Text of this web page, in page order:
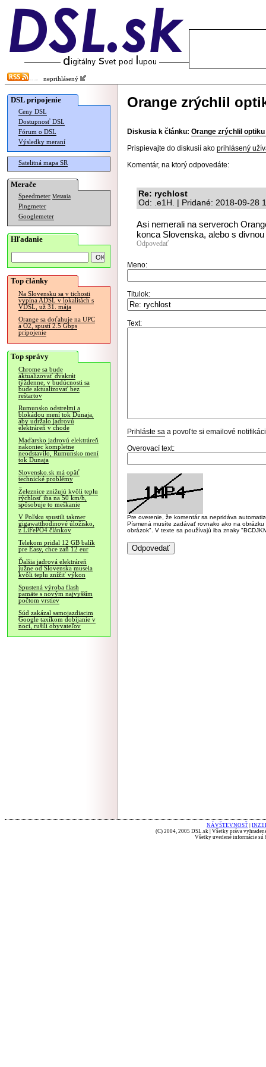
neprihlásený
DSL pripojenie
Ceny DSL
Dostupnosť DSL
Fórum o DSL
Výsledky meraní
Satelitná mapa SR
Merače
Speedmeter Merania
Pingmeter
Googlemeter
Hľadanie
Top články
Na Slovensku sa v tichosti
vypína ADSL v lokalitách s
VDSL, už 31. mája
Orange sa doťahuje na UPC
a O2, spustí 2.5 Gbps
pripojenie
Top správy
Chrome sa bude
aktualizovať dvakrát
týždenne, v budúcnosti sa
bude aktualizovať bez
reštartov
Rumunsko odstrelmi a
blokádou mení tok Dunaja,
aby udržalo jadrovú
elektráreň v chode
Maďarsko jadrovú elektráreň
nakoniec kompletne
neodstavilo, Rumunsko mení
tok Dunaja
Slovensko.sk má opäť
technické problémy
Železnice znižujú kvôli teplu
rýchlosť iba na 50 km/h,
spôsobuje to meškanie
V Poľsku spustili takmer
gigawatthodinové úložisko,
z LiFePO4 článkov
Telekom pridal 12 GB balík
pre Easy, chce zaň 12 eur
Ďalšia jadrová elektráreň
južne od Slovenska musela
kvôli teplu znížiť výkon
Spustená výroba flash
pamäte s novým najvyšším
počtom vrstiev
Súd zakázal samojazdiacim
Google taxíkom dobíjanie v
noci, rušili obyvateľov
Orange zrýchlil
Diskusia k článku: Orange zrýchlil optiku
Prispievajte do diskusií ako prihlásený
Komentár, na ktorý odpovedáte:
Re: rychlost
Od: .e1H. | Pridané: 2018-09-28
Asi nemerali na serveroch
konca Slovenska, alebo s
Odpovedať
Meno:
Titulok:
Text:
Prihláste sa a povoľte si emailové
Overovací text:
Pre overenie, že komentár sa nepridáva
Písmená musíte zadávať rovnako ako na
obrázok". V texte sa používajú iba znaky
NÁVŠTEVNOSŤ
(C) 2004, 2005 DSL.sk | Všetky práva
Všetky uvedené informácie sú